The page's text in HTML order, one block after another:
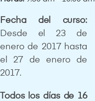
Fecha del curso:
Desde el 23 de
enero de 2017 hasta
el 27 de enero de
2017.
Todos los días de 16